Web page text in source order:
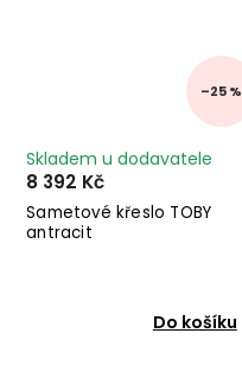
–25 %
Sametové křeslo TOBY
antracit
Skladem u dodavatele
8 392 Kč
Do košíku